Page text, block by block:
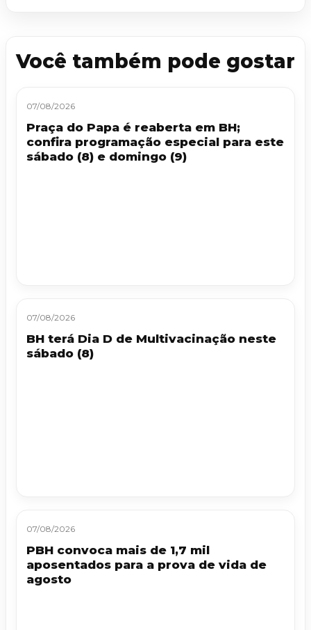
Você também pode gostar
07/08/2026
Praça do Papa é reaberta em BH;
confira programação especial para este
sábado (8) e domingo (9)
07/08/2026
BH terá Dia D de Multivacinação neste
sábado (8)
07/08/2026
PBH convoca mais de 1,7 mil
aposentados para a prova de vida de
agosto